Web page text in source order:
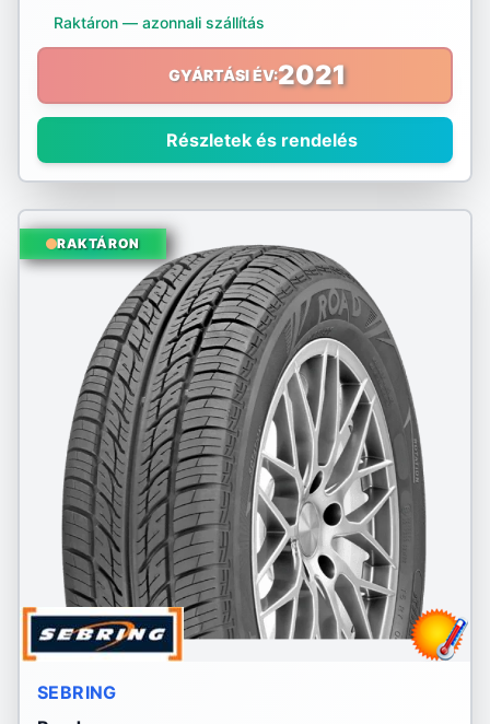
Raktáron — azonnali szállítás
GYÁRTÁSI ÉV:2021
Részletek és rendelés
RAKTÁRON
SEBRING